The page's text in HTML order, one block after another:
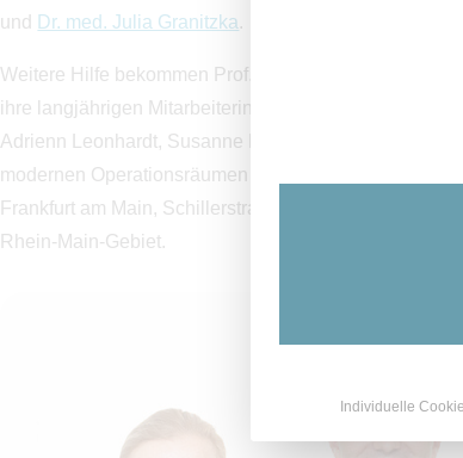
und
Dr. med. Julia Granitzka.
Weitere Hilfe bekommen Prof. Dr. med. Christian
ihre langjährigen Mitarbeiterinnen Daniela Katsarou,
Adrienn Leonhardt, Susanne Raaf und Liane Klindt.​
modernen Operationsräumen in unserer Praxis für
Frankfurt am Main, Schillerstraße 26. Zusätzlich
Rhein-Main-Gebiet.
Individuelle